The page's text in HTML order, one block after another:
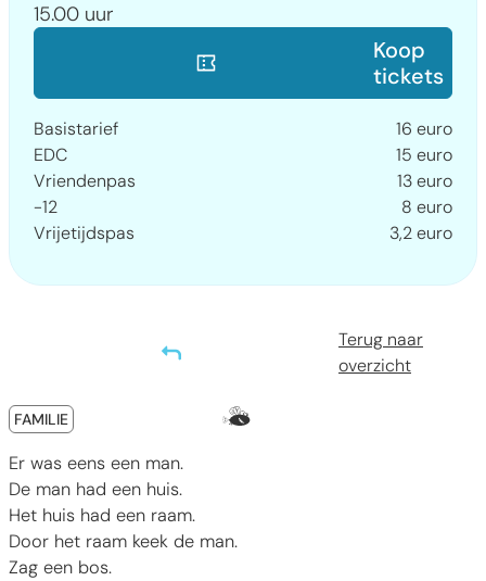
15.00 uur
Reserveer
Koop
tickets
Prijs
Basistarief 16 euro
EDC
15 euro
Vriendenpas
13euro
-12
8 euro
Vrijetijdspas
3,2euro
Terug naar
overzicht
Categorieën
FAMILIE
Er was eens een man.
De man had een huis.
Het huis had een raam.
Door het raam keek de man.
Zag een bos.